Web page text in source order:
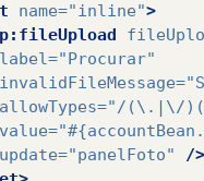
name="inline">
label="Procurar"
invalidFileMessage=
allowTypes="/(\.|\/
value=
update="panelFoto"
/>